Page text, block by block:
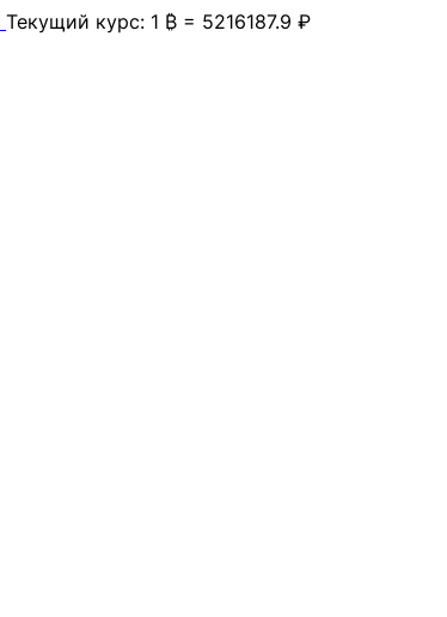
Текущий курс: 1 ₿ = 5216187.9 ₽